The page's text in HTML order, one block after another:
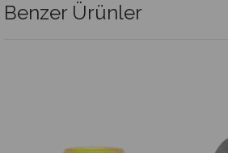
Benzer Ürünler